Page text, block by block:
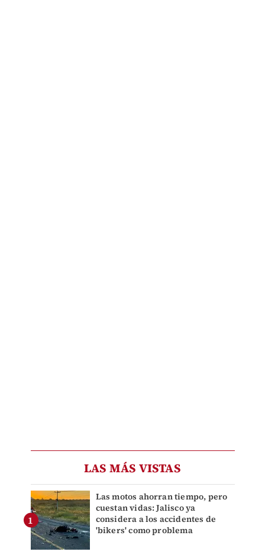
LAS MÁS VISTAS
Las motos ahorran tiempo, pero
cuestan vidas: Jalisco ya
considera a los accidentes de
'bikers' como problema